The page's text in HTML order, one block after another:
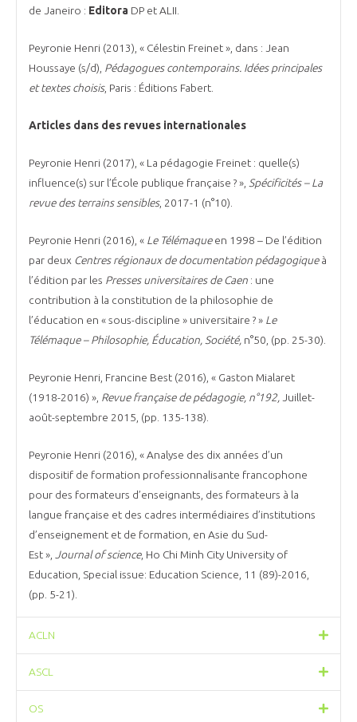
de Janeiro : Editora DP et ALII.
Peyronie Henri (2013), « Célestin Freinet », dans : Jean
Houssaye (s/d), Pédagogues contemporains. Idées principales
et textes choisis, Paris : Éditions Fabert.
Articles dans des revues internationales
Peyronie Henri (2017), « La pédagogie Freinet : quelle(s)
influence(s) sur l’École publique française ? », Spécificités – La
revue des terrains sensibles, 2017-1 (n°10).
Peyronie Henri (2016), « Le Télémaqueen 1998 – De l’édition
par deux Centres régionaux de documentation pédagogiqueà
l’édition par les Presses universitaires de Caen : une
contribution à la constitution de la philosophie de
l’éducation en « sous-discipline » universitaire ? » Le
Télémaque – Philosophie, Éducation, Société, n°50, (pp. 25-30).
Peyronie Henri, Francine Best (2016), « Gaston Mialaret
(1918-2016) », Revue française de pédagogie, n°192, Juillet-
août-septembre 2015, (pp. 135-138).
Peyronie Henri (2016), « Analyse des dix années d’un
dispositif de formation professionnalisante francophone
pour des formateurs d’enseignants, des formateurs à la
langue française et des cadres intermédiaires d’institutions
d’enseignement et de formation, en Asie du Sud-
Est »,
Journal of science, Ho Chi Minh City University of
Education, Special issue: Education Science, 11 (89)-2016,
(pp. 5-21).
ACLN
ASCL
OS